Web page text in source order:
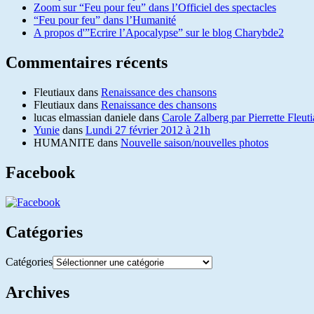
Zoom sur “Feu pour feu” dans l’Officiel des spectacles
“Feu pour feu” dans l’Humanité
A propos d'”Ecrire l’Apocalypse” sur le blog Charybde2
Commentaires récents
Fleutiaux dans Renaissance des chansons
Fleutiaux dans Renaissance des chansons
lucas elmassian daniele dans Carole Zalberg par Pierrette
Yunie dans Lundi 27 février 2012 à 21h
HUMANITE dans Nouvelle saison/nouvelles photos
Facebook
Catégories
Catégories
Archives